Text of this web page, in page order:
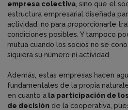
empresa colectiva , sino que el
estructura empresarial diseñada
actividad, no para proporcionarle
condiciones posibles. Y tampoco
mutua cuando los socios no se
siquiera su número ni actividad.
Además, estas empresas hacen
fundamentales de la propia
en cuanto a la participación de
de decisión de la cooperativa,